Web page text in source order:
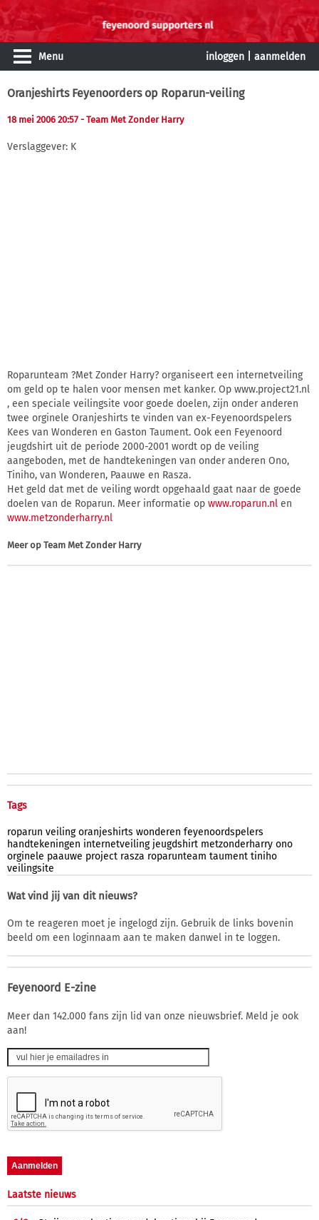
Menu inloggen aanmelden
Oranjeshirts Feyenoorders op Roparun-veiling
18 mei 2006 20:57 - Team Met Zonder Harry
Verslaggever: K
Roparunteam ?Met Zonder Harry? organiseert een internetveiling
om geld op te halen voor mensen met kanker. Op www.project21.nl
, een speciale veilingsite voor goede doelen, zijn onder anderen
twee orginele Oranjeshirts te vinden van ex-Feyenoordspelers
Kees van Wonderen en Gaston Taument. Ook een Feyenoord
jeugdshirt uit de periode 2000-2001 wordt op de veiling
aangeboden, met de handtekeningen van onder anderen Ono,
Tiniho, van Wonderen, Paauwe en Rasza.
Het geld dat met de veiling wordt opgehaald gaat naar de goede
doelen van de Roparun. Meer informatie op www.roparun.nl en
www.metzonderharry.nl
Meer op Team Met Zonder Harry
Tags
roparun veiling oranjeshirts wonderen feyenoordspelers
handtekeningen internetveiling jeugdshirt metzonderharry ono
orginele paauwe project rasza roparunteam taument tiniho
veilingsite
Wat vind jij van dit nieuws?
Om te reageren moet je ingelogd zijn. Gebruik de links bovenin
beeld om een loginnaam aan te maken danwel in te loggen.
Feyenoord E-zine
Meer dan 142.000 fans zijn lid van onze nieuwsbrief. Meld je ook
aan!
Laatste nieuws